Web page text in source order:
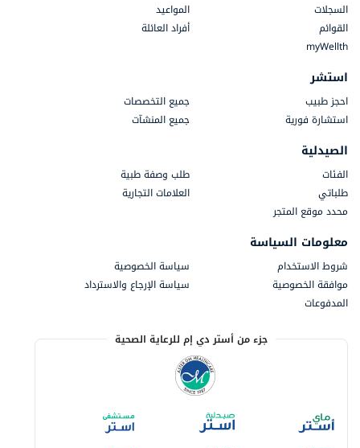
السجلات
المواعيد
القوائم
أفراد العائلة
myWellth
استشر
احجز طبيب
جميع التخصصات
استشارة فورية
جميع المنشآت
الصيدلية
الفئات
طلب وصفة طبية
طلباتي
العلامات التجارية
محدد موقع المتجر
معلومات السياسة
شروط الاستخدام
سياسة الخصوصية
موافقة الخصوصية
سياسة الإرجاع والاسترداد
المدفوعات
جزء من أستر دي إم للرعاية الصحية